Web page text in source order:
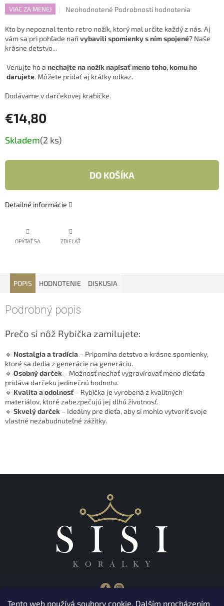
Tento web používá soubory cookie. Dalším procházením
VIAC ZA MENEJ
Priemerné
produktu
je
5
hviezdičiek.
Neohodnotené Podrobnosti hodnotenia
Kto by nepoznal tento retro nožík, ktorý mal určite každý z nás. Aj
vám sa pri pohľade naň vybavili spomienky s ním spojené? Naše
krásne detstvo...
Venujte ho a nechajte na nožík napísať meno toho, komu ho
darujete. Môžete pridať aj krátky odkaz.
Dodávame v darčekovej krabičke.
€14,80
Jednotková
cena:
Skladem(2 ks)
DO KOŠÍKA
Detailné informácie
OPÝTAŤ SA ZDIEĽAŤ
POPIS HODNOTENIE DISKUSIA
Podrobný popis
Prečo si nôž Rybička zamilujete:
🔹 Nostalgia a tradícia – Pripomína detstvo a krásne spomienky,
ktoré sa dedia z generácie na generáciu.
🔹 Osobný darček – Možnosť nechať vygravírovať meno dieťaťa
pridáva darčeku jedinečnú hodnotu.
🔹 Kvalita a odolnosť – Rybička je vyrobená z kvalitných
materiálov, ktoré zabezpečujú jej dlhú životnosť.
🔹 Skvelý darček – Ideálny pre dieťa, aby si mohlo vytvoriť svoje
vlastné nezabudnuteľné zážitky.